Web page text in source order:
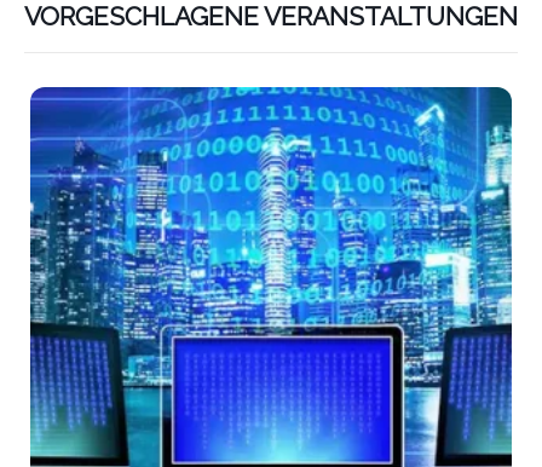
VORGESCHLAGENE VERANSTALTUNGEN